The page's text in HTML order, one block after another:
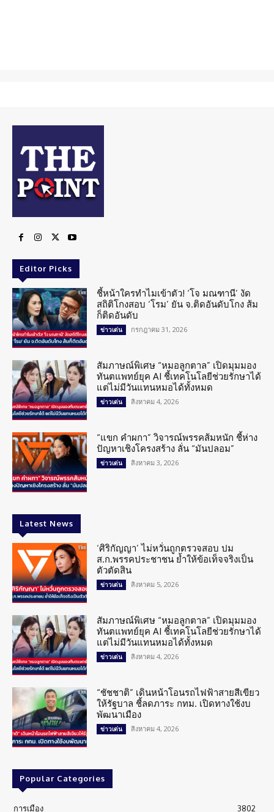
Editor Picks
ชี้หน้าใครทำไมเข้าตัว! ‘โจ มณฑานี’ งัด
สถิติโกงสอบ ‘โรม’ ยัน จ.ติดอันดับโกง ส้ม
ก็ติดอันดับ
ข่าวเด่น กรกฎาคม 31, 2026
สัมภาษณ์พิเศษ “หมอลูกตาล” เปิดมุมมอง
ทันตแพทย์ยุค AI ชี้เทคโนโลยีช่วยรักษาได้
แต่ไม่มีวันแทนหมอได้ทั้งหมด
ข่าวเด่น สิงหาคม 4, 2026
“แขก คำผกา” วิจารณ์พรรคส้มหนัก ชี้ห่าง
ปัญหาเชิงโครงสร้าง ลั่น “มันปลอม”
ข่าวเด่น สิงหาคม 3, 2026
Latest News
‘ศิริกัญญา’ ไม่หวั่นถูกตรวจสอบ ปม
ส.ก.พรรคประชาชน ย้ำให้ข้อเท็จจริงเป็น
ตัวตัดสิน
ข่าวเด่น สิงหาคม 5, 2026
สัมภาษณ์พิเศษ “หมอลูกตาล” เปิดมุมมอง
ทันตแพทย์ยุค AI ชี้เทคโนโลยีช่วยรักษาได้
แต่ไม่มีวันแทนหมอได้ทั้งหมด
ข่าวเด่น สิงหาคม 4, 2026
“ชัชชาติ” เดินหน้าโอนรถไฟฟ้าสายสีเขียว
ให้รัฐบาล ชี้ลดภาระ กทม. เปิดทางใช้งบ
พัฒนาเมือง
ข่าวเด่น สิงหาคม 4, 2026
Popular Categories
การเมือง 3802